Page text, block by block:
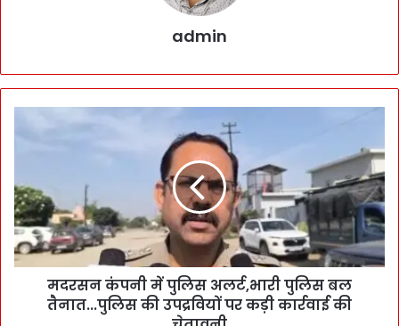
admin
मदरसन कंपनी में पुलिस अलर्ट,भारी पुलिस बल
तैनात...पुलिस की उपद्रवियों पर कड़ी कार्रवाई की